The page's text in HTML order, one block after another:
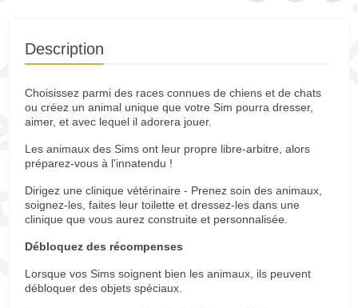
Description
Choisissez parmi des races connues de chiens et de chats
ou créez un animal unique que votre Sim pourra dresser,
aimer, et avec lequel il adorera jouer.
Les animaux des Sims ont leur propre libre-arbitre, alors
préparez-vous à l'innatendu !
Dirigez une clinique vétérinaire - Prenez soin des animaux,
soignez-les, faites leur toilette et dressez-les dans une
clinique que vous aurez construite et personnalisée.
Débloquez des récompenses
Lorsque vos Sims soignent bien les animaux, ils peuvent
débloquer des objets spéciaux.